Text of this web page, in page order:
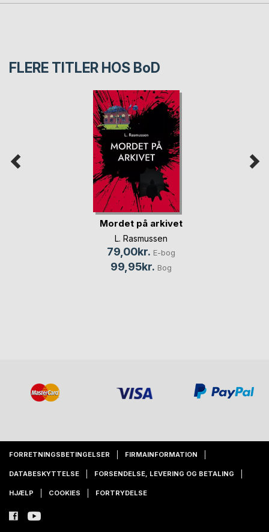
FLERE TITLER HOS BoD
Mordet på arkivet
L. Rasmussen
79,00kr. E-bog
99,95kr. Bog
FORRETNINGSBETINGELSER FIRMAINFORMATION
DATABESKYTTELSE FORSENDELSE, LEVERING OG BETALING
HJÆLP COOKIES FORTRYDELSE